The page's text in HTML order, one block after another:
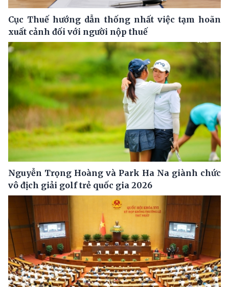
Cục Thuế hướng dẫn thống nhất việc tạm hoãn
xuất cảnh đối với người nộp thuế
Nguyễn Trọng Hoàng và Park Ha Na giành chức
vô địch giải golf trẻ quốc gia 2026